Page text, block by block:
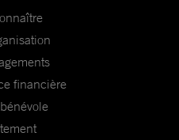
financière